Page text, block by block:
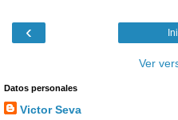
‹
Ver
Datos personales
Victor Seva